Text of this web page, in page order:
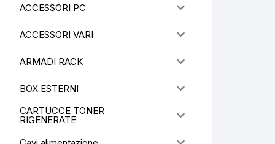
ACCESSORI PC
ACCESSORI VARI
ARMADI RACK
BOX ESTERNI
CARTUCCE TONER
RIGENERATE